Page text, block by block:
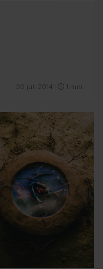
30 juli 2014 1 min